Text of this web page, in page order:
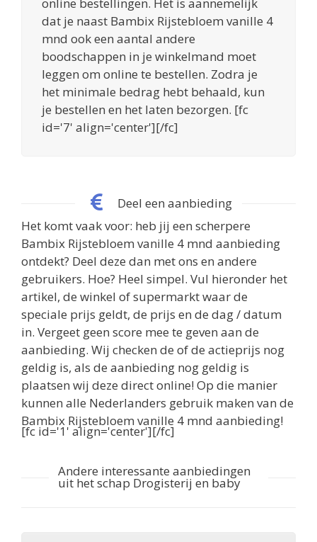
online bestellingen. Het is aannemelijk
dat je naast Bambix Rijstebloem vanille 4
mnd ook een aantal andere
boodschappen in je winkelmand moet
leggen om online te bestellen. Zodra je
het minimale bedrag hebt behaald, kun
je bestellen en het laten bezorgen. [fc
id='7' align='center'][/fc]
Deel een aanbieding
Het komt vaak voor: heb jij een scherpere
Bambix Rijstebloem vanille 4 mnd aanbieding
ontdekt? Deel deze dan met ons en andere
gebruikers. Hoe? Heel simpel. Vul hieronder het
artikel, de winkel of supermarkt waar de
speciale prijs geldt, de prijs en de dag / datum
in. Vergeet geen score mee te geven aan de
aanbieding. Wij checken de of de actieprijs nog
geldig is, als de aanbieding nog geldig is
plaatsen wij deze direct online! Op die manier
kunnen alle Nederlanders gebruik maken van de
Bambix Rijstebloem vanille 4 mnd aanbieding!
[fc id='1' align='center'][/fc]
Andere interessante aanbiedingen
uit het schap Drogisterij en baby